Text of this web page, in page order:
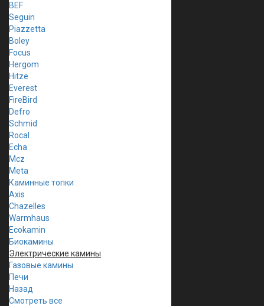
BEF
Seguin
Piazzetta
Boley
Focus
Hergom
Hitze
Everest
FireBird
Defro
Schmid
Rocal
Echa
Mcz
Meta
Каминные топки
Axis
Chazelles
Warmhaus
Ecokamin
Биокамины
Электрические камины
Газовые камины
Печи
Назад
Смотреть все